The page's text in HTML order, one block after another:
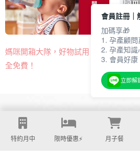
媽咪開箱大隊，好物試用，完
全免費！
熱門
箱申
PARTNERS | 合
特約月中 限時優惠⚡️ 月子餐
會員註冊｜
加碼享🎁
1. 孕產顧
2. 孕產知
3. 會員好
立即解